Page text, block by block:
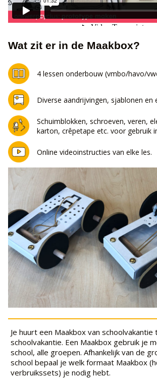
Wat zit er in de Maakbox?
4 lessen onderbouw (vmbo/havo/
Diverse aandrijvingen, sjablonen en
Schuimblokken, schroeven, veren,
karton, crêpetape etc. voor gebruik
Online videoinstructies van elke les.
Je huurt een Maakbox van schoolvakantie
schoolvakantie. Een Maakbox gebruik je
school, alle groepen. Afhankelijk van de
school bepaal je welk formaat Maakbox
verbruikssets) je nodig hebt.